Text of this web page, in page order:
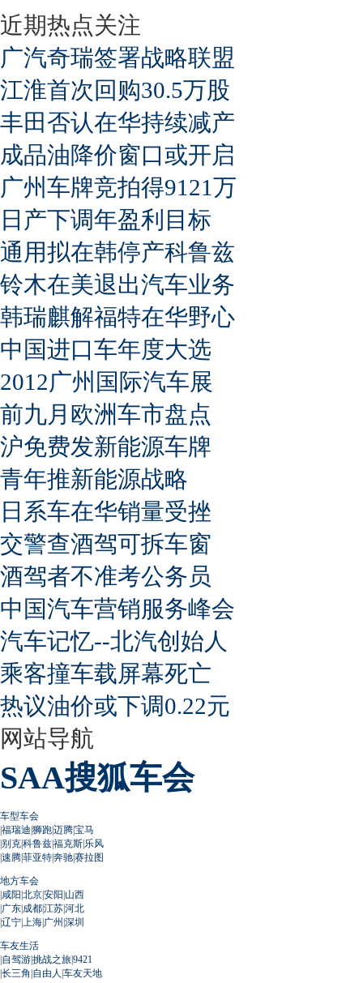
近期热点关注
广汽奇瑞签署战略联盟
江淮首次回购30.5万股
丰田否认在华持续减产
成品油降价窗口或开启
广州车牌竞拍得9121万
日产下调年盈利目标
通用拟在韩停产科鲁兹
铃木在美退出汽车业务
韩瑞麒解福特在华野心
中国进口车年度大选
2012广州国际汽车展
前九月欧洲车市盘点
沪免费发新能源车牌
青年推新能源战略
日系车在华销量受挫
交警查酒驾可拆车窗
酒驾者不准考公务员
中国汽车营销服务峰会
汽车记忆--北汽创始人
乘客撞车载屏幕死亡
热议油价或下调0.22元
网站导航
SAA搜狐车会
车型车会
|福瑞迪|狮跑|迈腾|宝马
|别克|科鲁兹|福克斯|乐风
|速腾|菲亚特|奔驰|赛拉图
地方车会
|咸阳|北京|安阳|山西
|广东|成都|江苏|河北
|辽宁| 上海|广州 |深圳
车友生活
|自驾游|挑战之旅|9421
|长三角 |自由人 |车友天地